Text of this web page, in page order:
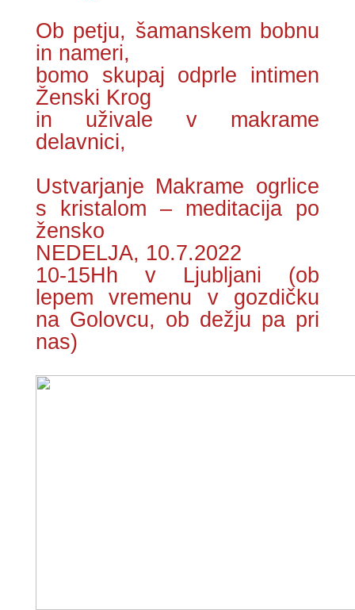
Ob petju, šamanskem bobnu
in nameri,
bomo skupaj odprle intimen
Ženski Krog
in uživale v makrame
delavnici,
Ustvarjanje Makrame ogrlice
s kristalom – meditacija po
žensko
NEDELJA, 10.7.2022
10-15Hh v Ljubljani (ob
lepem vremenu v gozdičku
na Golovcu, ob dežju pa pri
nas)